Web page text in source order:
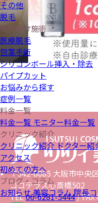
その他
脱毛
男性向け施術
医療脱毛
包茎手術
シリコンボール挿入・除去
パイプカット
お悩みから探す
症例一覧
料金一覧
料金一覧 モニター料金一覧
クリニック紹介
クリニック紹介ドクター
アクセス
初めての方へ
ブログ・コラム
お知らせ美容コラム院長
〒542-0085 大阪市中央
ココテラス心斎橋502
TEL06-6281-5444/ FAX